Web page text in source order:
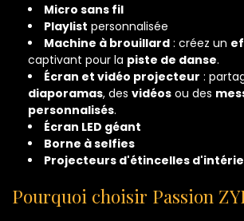
Micro sans fil
Playlist personnalisée
Machine à brouillard : créez un
captivant pour la piste de danse.
Écran et vidéo projecteur :
diaporamas, des vidéos ou des
personnalisés.
Écran LED géant
Borne à selfies
Projecteurs d'étincelles
Pourquoi choisir Passion